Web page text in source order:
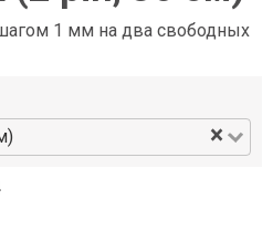
1 мм на два свободных
×